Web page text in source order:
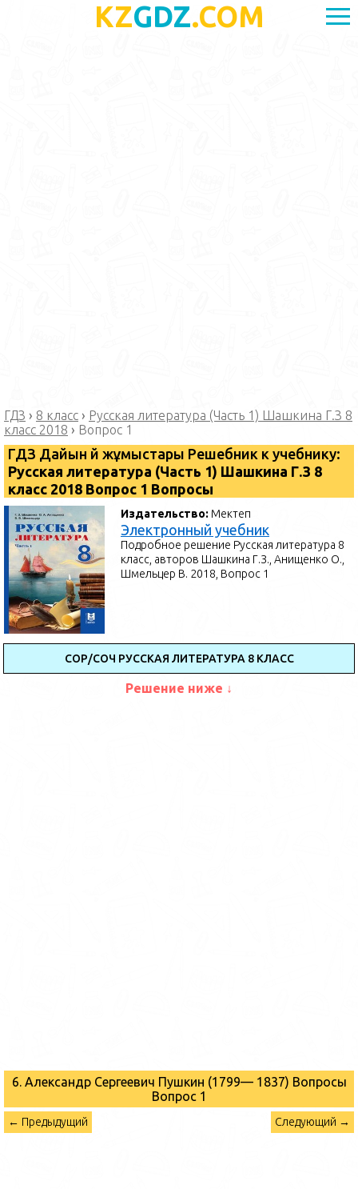
KZGDZ.COM
ГДЗ › 8 класс › Русская литература (Часть 1) Шашкина Г.З 8
класс 2018 › Вопрос 1
ГДЗ Дайын үй жұмыстары Решебник к учебнику:
Русская литература (Часть 1) Шашкина Г.З 8
класс 2018 Вопрос 1 Вопросы
Издательство: Мектеп
Электронный учебник
Подробное решение Русская литература 8
класс, авторов Шашкина Г.З., Анищенко О.,
Шмельцер В. 2018, Вопрос 1
СОР/СОЧ РУССКАЯ ЛИТЕРАТУРА 8 КЛАСС
Решение ниже ↓
6. Александр Сергеевич Пушкин (1799— 1837) Вопросы
Вопрос 1
← Предыдущий Следующий →